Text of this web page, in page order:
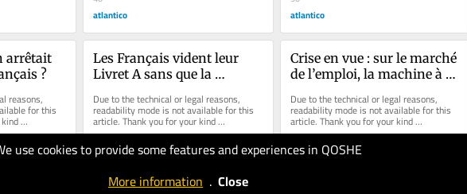
use cookies to provide some features and experiences in QOSHE
More information . Close
atlantico atlantico
arrêtait
?
reasons,
for this
Les Français vident leur
Livret A sans que la
mais où passe donc l’argent
?
Due to the technical or legal reasons,
readability mode is not available for this
article. Thank you for your kind
understanding.
30.03.2026
30
atlantico
Crise en vue : sur le marché
de l’emploi, la machine à
se gripper
Due to the technical or legal reasons,
readability mode is not available for this
article. Thank you for your kind
understanding.
28.03.2026